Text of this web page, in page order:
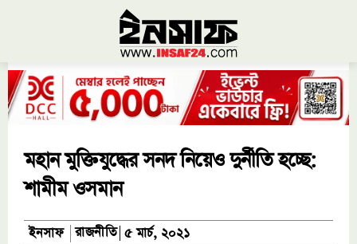
মহান মুক্তিযুদ্ধের সনদ নিয়েও দুর্নীতি হচ্ছে:
শামীম ওসমান
ইনসাফ রাজনীতি ৫ মার্চ, ২০২১